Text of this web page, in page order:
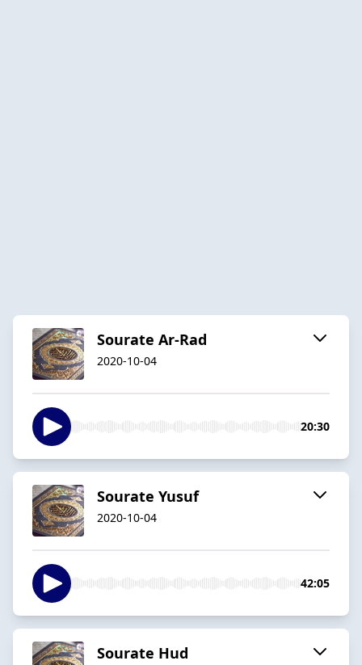
Sourate Ar-Rad
2020-10-04
20:30
Sourate Yusuf
2020-10-04
42:05
Sourate Hud